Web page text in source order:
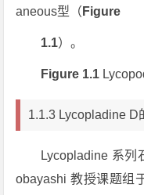
aneous型（ Figure
1.1）。
Figure 1.1
1.1.3 Lycopladine D
Lycopladine 系列
obayashi 教授课题组